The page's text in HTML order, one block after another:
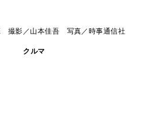
撮影／山本佳吾 写真／時事通信社
クルマ